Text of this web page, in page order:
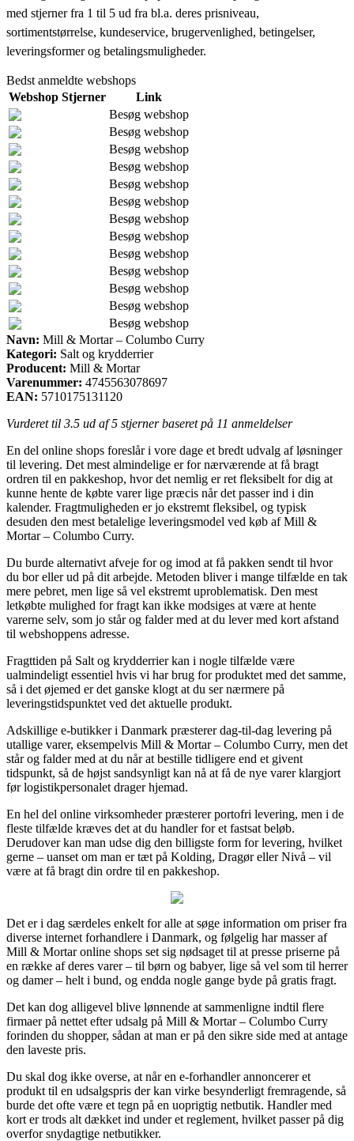
med stjerner fra 1 til 5 ud fra bl.a. deres prisniveau,
sortimentstørrelse, kundeservice, brugervenlighed, betingelser,
leveringsformer og betalingsmuligheder.
Bedst anmeldte webshops
Webshop Stjerner
Link
Besøg webshop
Besøg webshop
Besøg webshop
Besøg webshop
Besøg webshop
Besøg webshop
Besøg webshop
Besøg webshop
Besøg webshop
Besøg webshop
Besøg webshop
Besøg webshop
Besøg webshop
Navn: Mill & Mortar – Columbo Curry
Kategori: Salt og krydderrier
Producent: Mill & Mortar
Varenummer: 4745563078697
EAN: 5710175131120
Vurderet til 3.5 ud af 5 stjerner baseret på 11 anmeldelser
En del online shops foreslår i vore dage et bredt udvalg af løsninger
til levering. Det mest almindelige er for nærværende at få bragt
ordren til en pakkeshop, hvor det nemlig er ret fleksibelt for dig at
kunne hente de købte varer lige præcis når det passer ind i din
kalender. Fragtmuligheden er jo ekstremt fleksibel, og typisk
desuden den mest betalelige leveringsmodel ved køb af Mill &
Mortar – Columbo Curry.
Du burde alternativt afveje for og imod at få pakken sendt til hvor
du bor eller ud på dit arbejde. Metoden bliver i mange tilfælde en tak
mere pebret, men lige så vel ekstremt uproblematisk. Den mest
letkøbte mulighed for fragt kan ikke modsiges at være at hente
varerne selv, som jo står og falder med at du lever med kort afstand
til webshoppens adresse.
Fragttiden på Salt og krydderrier kan i nogle tilfælde være
ualmindeligt essentiel hvis vi har brug for produktet med det samme,
så i det øjemed er det ganske klogt at du ser nærmere på
leveringstidspunktet ved det aktuelle produkt.
Adskillige e-butikker i Danmark præsterer dag-til-dag levering på
utallige varer, eksempelvis Mill & Mortar – Columbo Curry, men det
står og falder med at du når at bestille tidligere end et givent
tidspunkt, så de højst sandsynligt kan nå at få de nye varer klargjort
før logistikpersonalet drager hjemad.
En hel del online virksomheder præsterer portofri levering, men i de
fleste tilfælde kræves det at du handler for et fastsat beløb.
Derudover kan man udse dig den billigste form for levering, hvilket
gerne – uanset om man er tæt på Kolding, Dragør eller Nivå – vil
være at få bragt din ordre til en pakkeshop.
Det er i dag særdeles enkelt for alle at søge information om priser fra
diverse internet forhandlere i Danmark, og følgelig har masser af
Mill & Mortar online shops set sig nødsaget til at presse priserne på
en række af deres varer – til børn og babyer, lige så vel som til herrer
og damer – helt i bund, og endda nogle gange byde på gratis fragt.
Det kan dog alligevel blive lønnende at sammenligne indtil flere
firmaer på nettet efter udsalg på Mill & Mortar – Columbo Curry
forinden du shopper, sådan at man er på den sikre side med at antage
den laveste pris.
Du skal dog ikke overse, at når en e-forhandler annoncerer et
produkt til en udsalgspris der kan virke besynderligt fremragende, så
burde det ofte være et tegn på en uoprigtig netbutik. Handler med
kort er trods alt dækket ind under et reglement, hvilket passer på dig
overfor snydagtige netbutikker.